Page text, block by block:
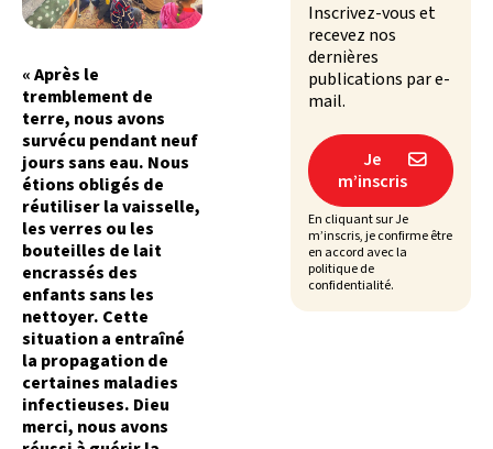
« Après le
tremblement de
terre, nous avons
survécu pendant neuf
jours sans eau. Nous
étions obligés de
réutiliser la vaisselle,
les verres ou les
bouteilles de lait
encrassés des
enfants sans les
nettoyer. Cette
situation a entraîné
la propagation de
certaines maladies
infectieuses. Dieu
merci, nous avons
Inscrivez-vous et
recevez nos
dernières
publications par e-
mail.
Je
m’inscris

En cliquant sur Je
m’inscris, je confirme être
en accord avec la
politique de
confidentialité.